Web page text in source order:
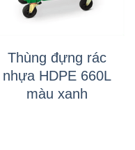
Thùng đựng rác
nhựa HDPE 660L
màu xanh